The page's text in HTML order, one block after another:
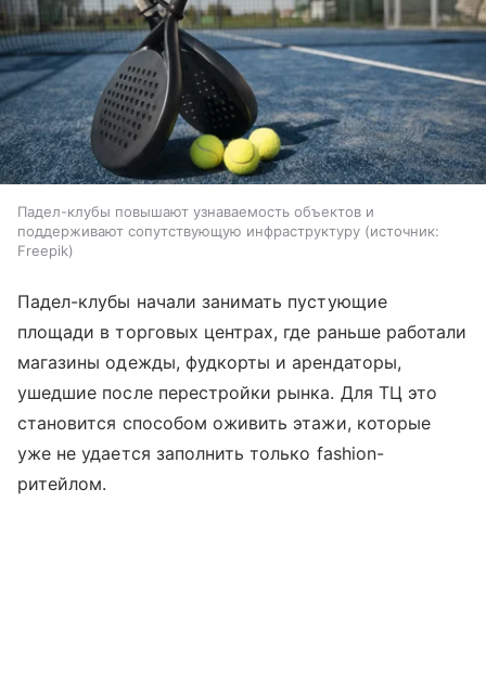
Падел-клубы повышают узнаваемость объектов и
поддерживают сопутствующую инфраструктуру
источник:
Freepik
Падел-клубы начали занимать пустующие
площади в торговых центрах, где раньше работали
магазины одежды, фудкорты и арендаторы,
ушедшие после перестройки рынка. Для ТЦ это
становится способом оживить этажи, которые
уже не удается заполнить только fashion-
ритейлом.